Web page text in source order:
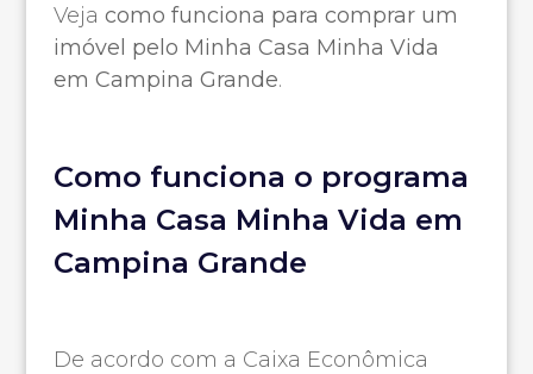
Veja como funciona para comprar um
imóvel pelo Minha Casa Minha Vida
em Campina Grande.
Como funciona o programa
Minha Casa Minha Vida em
Campina Grande
De acordo com a Caixa Econômica